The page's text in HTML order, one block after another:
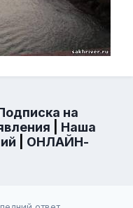
на
Наша
ОНЛАЙН-